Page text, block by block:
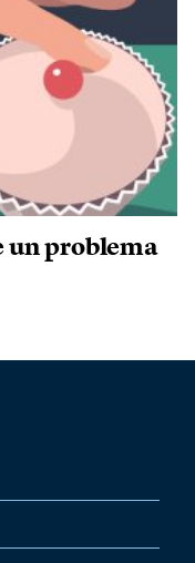
un problema